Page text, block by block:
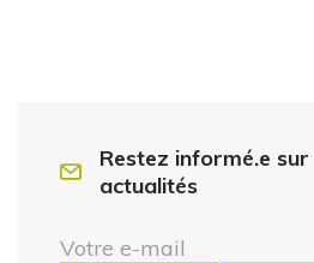
Restez informé.e
actualités
Votre e-mail